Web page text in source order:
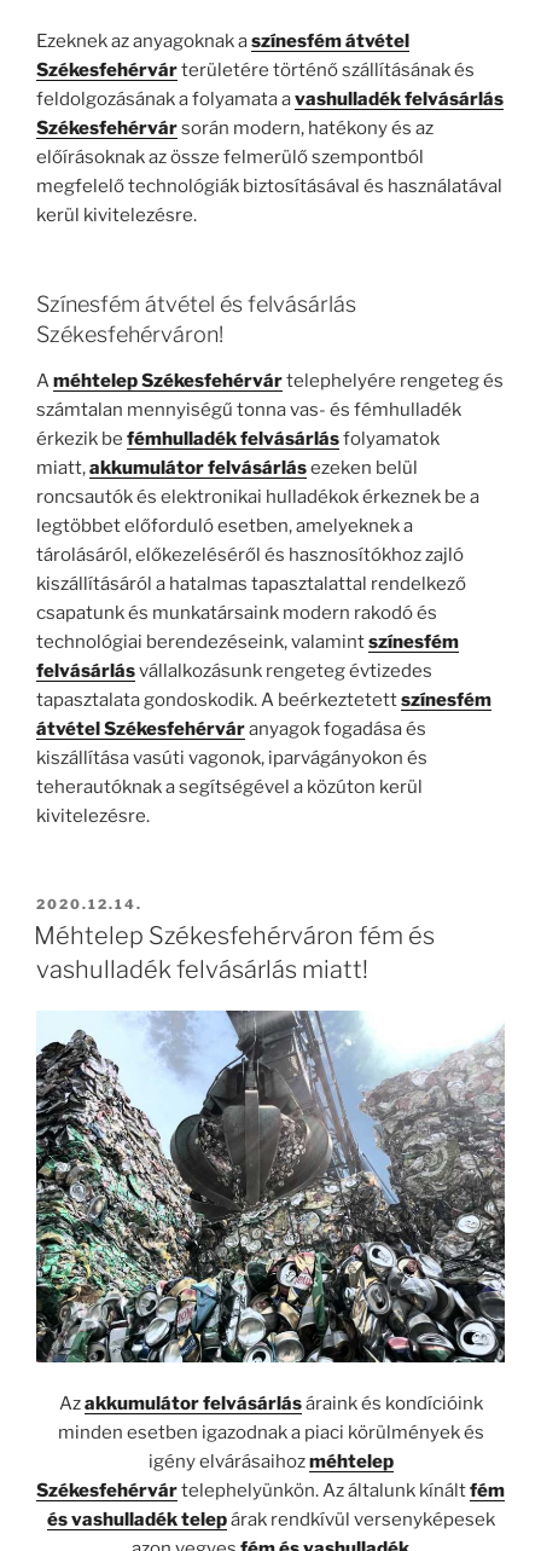
Ezeknek az anyagoknak aszínesfém átvétel
Székesfehérvárterületére történő szállításának és
feldolgozásának a folyamata avashulladék felvásárlás
Székesfehérvársorán modern, hatékony és az
előírásoknak az össze felmerülő szempontból
megfelelő technológiák biztosításával és használatával
kerül kivitelezésre.
Színesfém átvétel és felvásárlás
Székesfehérváron!
Améhtelep Székesfehérvártelephelyére rengeteg és
számtalan mennyiségű tonna vas- és fémhulladék
érkezik be fémhulladék felvásárlásfolyamatok
miatt,akkumulátor felvásárlásezeken belül
roncsautók és elektronikai hulladékok érkeznek be a
legtöbbet előforduló esetben, amelyeknek a
tárolásáról, előkezeléséről és hasznosítókhoz zajló
kiszállításáról a hatalmas tapasztalattal rendelkező
csapatunk és munkatársaink modern rakodó és
technológiai berendezéseink, valamintszínesfém
felvásárlásvállalkozásunk rengeteg évtizedes
tapasztalata gondoskodik. A beérkeztetettszínesfém
átvétel Székesfehérváranyagok fogadása és
kiszállítása vasúti vagonok, iparvágányokon és
teherautóknak a segítségével a közúton kerül
kivitelezésre.
BEKÜLDVE:
2020.12.14.
Méhtelep Székesfehérváron fém és
vashulladék felvásárlás miatt!
Azakkumulátor felvásárlásáraink és kondícióink
minden esetben igazodnak a piaci körülmények és
igény elvárásaihozméhtelep
Székesfehérvártelephelyünkön. Az általunk kínáltfém
és vashulladéktelepárak rendkívül versenyképesek